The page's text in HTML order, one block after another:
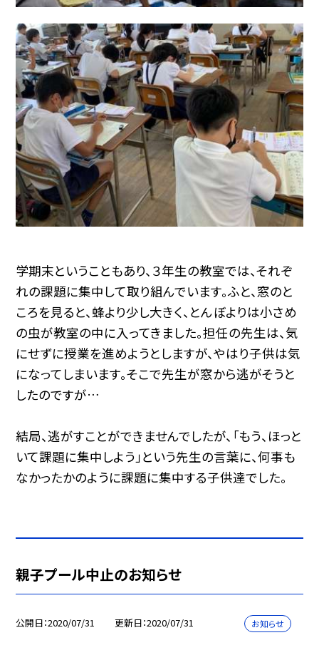
学期末ということもあり、３年生の教室では、それぞ
れの課題に集中して取り組んでいます。ふと、窓のと
ころを見ると、蜂より少し大きく、とんぼよりは小さめ
の虫が教室の中に入ってきました。担任の先生は、気
にせずに授業を進めようとしますが、やはり子供は気
になってしまいます。そこで先生が窓から逃がそうと
したのですが…
結局、逃がすことができませんでしたが、「もう、ほっと
いて課題に集中しよう」という先生の言葉に、何事も
なかったかのように課題に集中する子供達でした。
親子プール中止のお知らせ
公開日 2020/07/31 更新日 2020/07/31 お知らせ